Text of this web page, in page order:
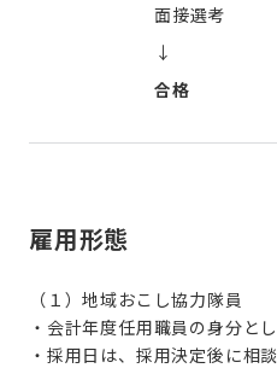
面接選考
↓
合格
雇用形態
（１）地域おこし協力隊員
・会計年度任用職員の身分と
・採用日は、採用決定後に相